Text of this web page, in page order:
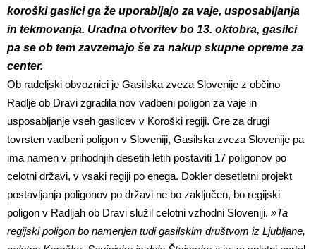
koroški gasilci ga že uporabljajo za vaje, usposabljanja
in tekmovanja. Uradna otvoritev bo 13. oktobra, gasilci
pa se ob tem zavzemajo še za nakup skupne opreme za
center.
Ob radeljski obvoznici je Gasilska zveza Slovenije z občino
Radlje ob Dravi zgradila nov vadbeni poligon za vaje in
usposabljanje vseh gasilcev v Koroški regiji. Gre za drugi
tovrsten vadbeni poligon v Sloveniji, Gasilska zveza Slovenije pa
ima namen v prihodnjih desetih letih postaviti 17 poligonov po
celotni državi, v vsaki regiji po enega. Dokler desetletni projekt
postavljanja poligonov po državi ne bo zaključen, bo regijski
poligon v Radljah ob Dravi služil celotni vzhodni Sloveniji. »Ta
regijski poligon bo namenjen tudi gasilskim društvom iz Ljubljane,